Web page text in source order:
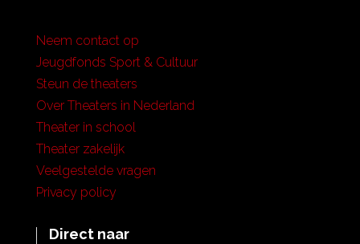
Neem contact op
Jeugdfonds Sport & Cultuur
Steun de theaters
Over Theaters in Nederland
Theater in school
Theater zakelijk
Veelgestelde vragen
Privacy policy
Direct naar